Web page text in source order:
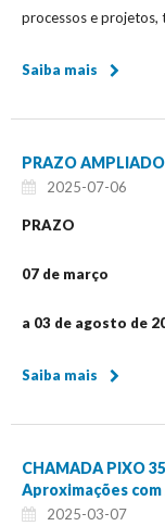
processos e projetos,
Saiba mais
PRAZO
2025-07-06
PRAZO
07 de março
a 03 de agosto de
Saiba mais
CHAMADA PIXO
Aproximações
2025-03-07